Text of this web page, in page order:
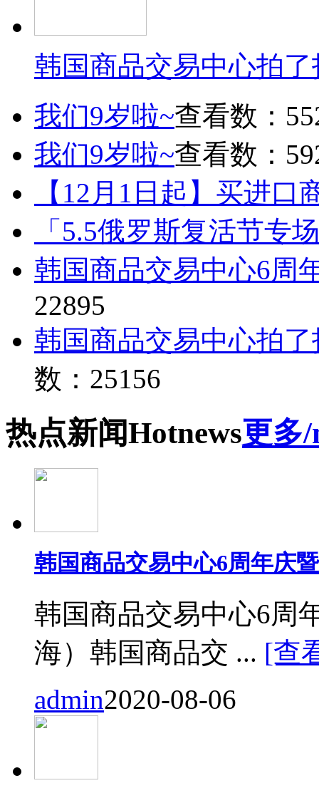
韩国商品交易中心拍
我们9岁啦~查看数：
我们9岁啦~查看数：
【12月1日起】买进口
「5.5俄罗斯复活节专
韩国商品交易中心6周
22895
韩国商品交易中心拍
数：25156
热点新闻Hotnews更多
韩国商品交易中心6周年庆
韩国商品交易中心6周
海）韩国商品交 ... [查
admin2020-08-06